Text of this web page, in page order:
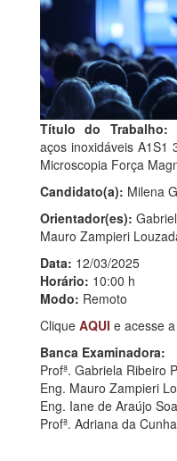
Título do Trabalho:
aços inoxidáveis A1S1
Microscopia Força
Candidato(a): Milena
Orientador(es):
Mauro Zampieri
Data: 12/03/2025
Horário: 10:00 h
Modo: Remoto
Clique AQUI e acesse a
Banca Examinadora:
Profª. Gabriela Ribeiro
Eng. Mauro Zampieri
Eng. Iane de Araújo
Profª. Adriana da